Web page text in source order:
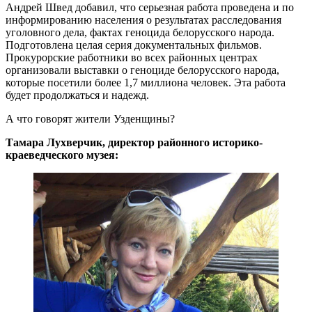
Андрей Швед добавил, что серьезная работа проведена и по
информированию населения о результатах расследования
уголовного дела, фактах геноцида белорусского народа.
Подготовлена целая серия документальных фильмов.
Прокурорские работники во всех районных центрах
организовали выставки о геноциде белорусского народа,
которые посетили более 1,7 миллиона человек. Эта работа
будет продолжаться и надежд.
А что говорят жители Узденщины?
Тамара Лухверчик, директор районного историко-
краеведческого музея: